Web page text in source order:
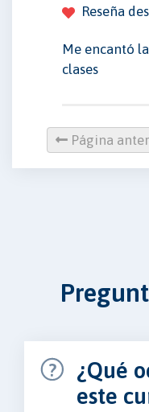
Reseña
Me encantó
clases
Página
¿Qué
este